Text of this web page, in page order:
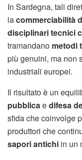
In Sardegna, tali
lacommerciabilità
disciplinari tecnici
tramandano metodi
più genuini, ma non
industriali europei.
Il risultato è un
pubblicaedifesa
sfida che coinvolge
produttori che
sapori antichi in un